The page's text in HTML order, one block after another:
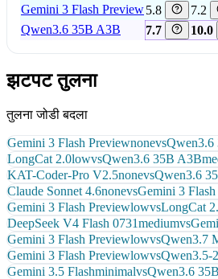
Gemini 3 Flash Preview5.8 7.2
Qwen3.6 35B A3B
7.7 10.0
झटपट तुलना
तुलना जोडी बदला
Gemini 3 Flash PreviewnonevsQwen3.6
LongCat 2.0lowvsQwen3.6 35B A3B
KAT-Coder-Pro V2.5nonevsQwen3.6
Claude Sonnet 4.6nonevsGemini 3
Gemini 3 Flash PreviewlowvsLongCat
DeepSeek V4 Flash 0731mediumvs
Gemini 3 Flash PreviewlowvsQwen3.7
Gemini 3 Flash PreviewlowvsQwen3.5-
Gemini 3.5 FlashminimalvsQwen3.6